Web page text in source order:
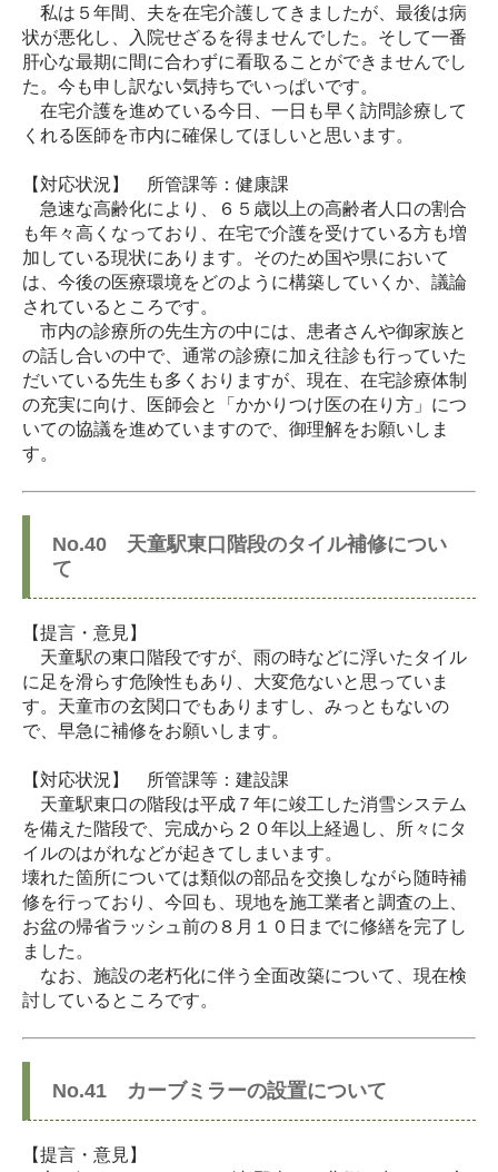
私は５年間、夫を在宅介護してきましたが、最後は病
状が悪化し、入院せざるを得ませんでした。そして一番
肝心な最期に間に合わずに看取ることができませんでし
た。今も申し訳ない気持ちでいっぱいです。
在宅介護を進めている今日、一日も早く訪問診療して
くれる医師を市内に確保してほしいと思います。
【対応状況】 所管課等：健康課
急速な高齢化により、６５歳以上の高齢者人口の割合
も年々高くなっており、在宅で介護を受けている方も増
加している現状にあります。そのため国や県において
は、今後の医療環境をどのように構築していくか、議論
されているところです。
市内の診療所の先生方の中には、患者さんや御家族と
の話し合いの中で、通常の診療に加え往診も行っていた
だいている先生も多くおりますが、現在、在宅診療体制
の充実に向け、医師会と「かかりつけ医の在り方」につ
いての協議を進めていますので、御理解をお願いしま
す。
No.40 天童駅東口階段のタイル補修につい
て
【提言・意見】
天童駅の東口階段ですが、雨の時などに浮いたタイル
に足を滑らす危険性もあり、大変危ないと思っていま
す。天童市の玄関口でもありますし、みっともないの
で、早急に補修をお願いします。
【対応状況】 所管課等：建設課
天童駅東口の階段は平成７年に竣工した消雪システム
を備えた階段で、完成から２０年以上経過し、所々にタ
イルのはがれなどが起きてしまいます。
壊れた箇所については類似の部品を交換しながら随時補
修を行っており、今回も、現地を施工業者と調査の上、
お盆の帰省ラッシュ前の８月１０日までに修繕を完了し
ました。
なお、施設の老朽化に伴う全面改築について、現在検
討しているところです。
No.41 カーブミラーの設置について
【提言・意見】